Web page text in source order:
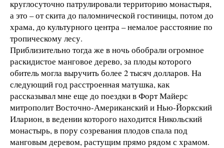
круглосуточно патрулировали территорию монастыря,
а это – от скита до паломнической гостиницы, потом до
храма, до культурного центра – немалое расстояние по
тропическому лесу.
Приблизительно тогда же в ночь обобрали огромное
раскидистое манговое дерево, за плоды которого
обитель могла выручить более 2 тысяч долларов. На
следующий год расстроенная матушка, как
рассказывал мне еще до поездки в Форт Майерс
митрополит Восточно-Американский и Нью-Йоркский
Иларион, в ведении которого находится Никольский
монастырь, в пору созревания плодов спала под
манговым деревом, растущим прямо рядом с храмом.